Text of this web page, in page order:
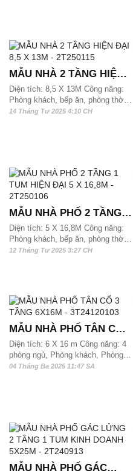
MẪU NHÀ 2 TẦNG HIỆN
ĐẠI 8,5 X 13M - 2T250115
Diện tích: 8,5 X 13M Công năng:
Phòng khách, bếp ăn, phòng thờ,
4 phòng ngủ và 4 wc. Mẫu nhà phố
14 Tháng Tư 2025 4:10 CH
MẪU NHÀ PHỐ 2 TẦNG 1
TUM HIỆN ĐẠI 5 X 16,8M
- 2T250106
Diện tích: 5 X 16,8M Công năng:
Phòng khách, bếp ăn, phòng thờ,
3 phòng ngủ và 3 wc. Mẫu nhà phố
12 Tháng Tư 2025 3:27 CH
MẪU NHÀ PHỐ TÂN CỔ 3
TẦNG 6X16M -
3T24120103
Diện tích: 6 X 16 m Công năng: 4
phòng ngủ, Phòng khách, Phòng
bếp ăn và 3 wc, 1 phòng thờ, kho
04 Tháng Ba 2025 11:47 SA
MẪU NHÀ PHỐ GÁC